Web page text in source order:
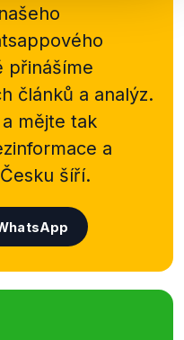
přinášíme
článků a analýz.
mějte tak
a
šíří.